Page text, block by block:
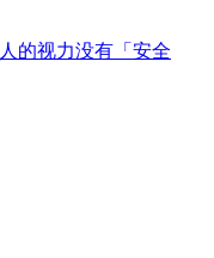
的视力没有「安全